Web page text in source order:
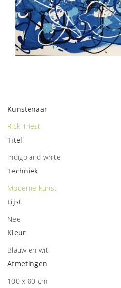
Kunstenaar
Rick Triest
Titel
Indigo and white
Techniek
Moderne kunst
Lijst
Nee
Kleur
Blauw en wit
Afmetingen
100 x 80 cm